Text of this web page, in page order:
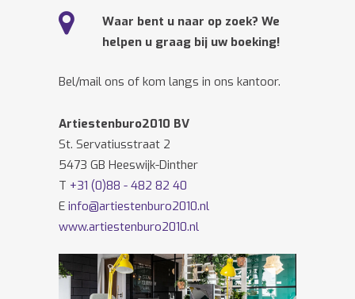
Waar bent u naar op zoek? We
helpen u graag bij uw boeking!
Bel/mail ons of kom langs in ons kantoor.
Artiestenburo2010 BV
St. Servatiusstraat 2
5473 GB Heeswijk-Dinther
T +31 (0)88 - 482 82 40
E info@artiestenburo2010.nl
www.artiestenburo2010.nl
Volg ons ook opFacebookenTwitter